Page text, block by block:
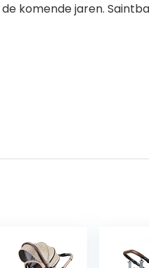
komende jaren.